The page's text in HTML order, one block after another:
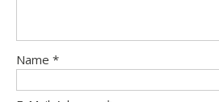
Name *